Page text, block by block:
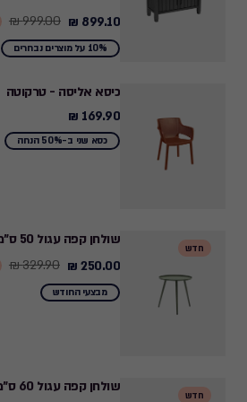
Price
from
₪
to
899.10
899.10 ₪
999.00 ₪
10% על מוצרים נבחרים
כיסא אליסה - טרקוטה
169.90
₪
169.90 ₪
כסא שני ב-50% הנחה
חדש
שולחן קפה עגול 50 ס"מ - ירוק זית
Price
from
250.00 ₪
329.90 ₪
מבצעי החודש
חדש
שולחן קפה עגול 60 ס"מ - ירוק זית